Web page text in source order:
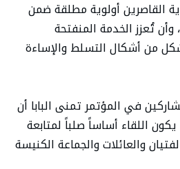
القاصرين أولوية مطلقة ضمن
تُعزز الخدمة المنفتحة
من أشكال التسلط والإساءة
في المؤتمر تمنى البابا أن
اللقاء أساساً صلباً لمتابعة
والعائلات والجماعة الكنيسة